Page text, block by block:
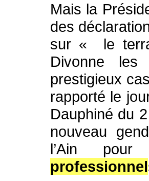
Mais la
des
sur « le
Divonne
prestigieux
rapporté le
Dauphiné du
nouveau
l’Ain pour
professionnel